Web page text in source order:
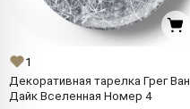
1
Декоративная тарелка Грег Ван
Дайк Вселенная Номер 4